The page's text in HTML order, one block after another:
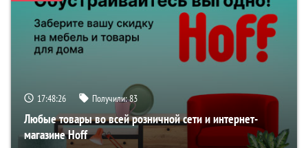
17:48:25 Получили:83
Любые товары во всей розничной сети и интернет-
магазине Hoff